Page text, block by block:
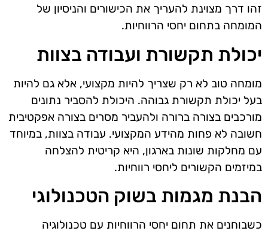
זהו דרך מצוינת להעריך את הכישורים והניסיון של
המומחה בתחום יחסי הרווחיות.
יכולת תקשורת ועבודה בצוות
מומחה טוב לא רק שצריך להיות מקצועי, אלא גם להיות
בעל יכולת תקשורת גבוהה. היכולת להסביר נתונים
מורכבים בצורה ברורה ולהעביר מסרים בצורה אפקטיבית
חשובה לא פחות מהידע המקצועי. עבודה בצוות, במיוחד
עם מחלקות שונות בארגון, היא קריטית להצלחה
במיזמים הקשורים ליחסי רווחיות.
הבנת מגמות בשוק הטכנולוגי
כשבוחנים את תחום יחסי הרווחיות עם טכנולוגיה